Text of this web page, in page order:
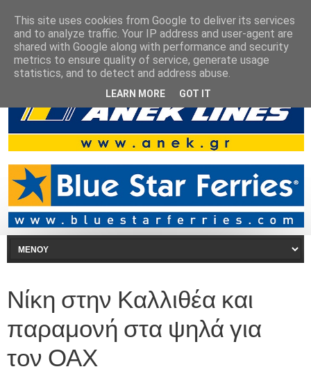
Νίκη στην Καλλιθέα και
παραμονή στα ψηλά για
τον ΟΑΧ
This site uses cookies from Google to deliver its services
and to analyze traffic. Your IP address and user-agent are
shared with Google along with performance and security
metrics to ensure quality of service, generate usage
statistics, and to detect and address abuse.
LEARN MORE GOT IT